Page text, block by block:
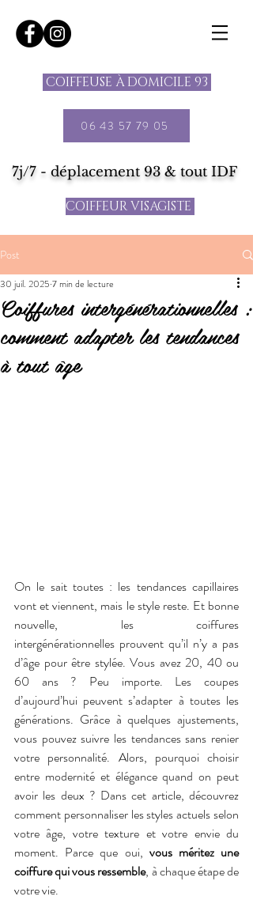
COIFFEUSE À DOMICILE 93
06 43 57 79 05
7j/7 - déplacement 93 & tout IDF
COIFFEUR VISAGISTE
Post
Coiffures intergénérationnelles :
comment adapter les tendances
à tout âge
30 juil. 2025 7 min de lecture
On le sait toutes : les tendances capillaires
vont et viennent, mais le style reste. Et bonne
nouvelle, les coiffures
intergénérationnelles prouvent qu’il n’y a pas
d’âge pour être stylée. Vous avez 20, 40 ou
60 ans ? Peu importe. Les coupes
d’aujourd’hui peuvent s’adapter à toutes les
générations. Grâce à quelques ajustements,
vous pouvez suivre les tendances sans renier
votre personnalité. Alors, pourquoi choisir
entre modernité et élégance quand on peut
avoir les deux ? Dans cet article, découvrez
comment personnaliser les styles actuels selon
votre âge, votre texture et votre envie du
moment. Parce que oui, vous méritez une
coiffure qui vous ressemble, à chaque étape de
votre vie.